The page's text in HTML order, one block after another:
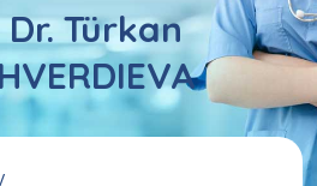
Türkan